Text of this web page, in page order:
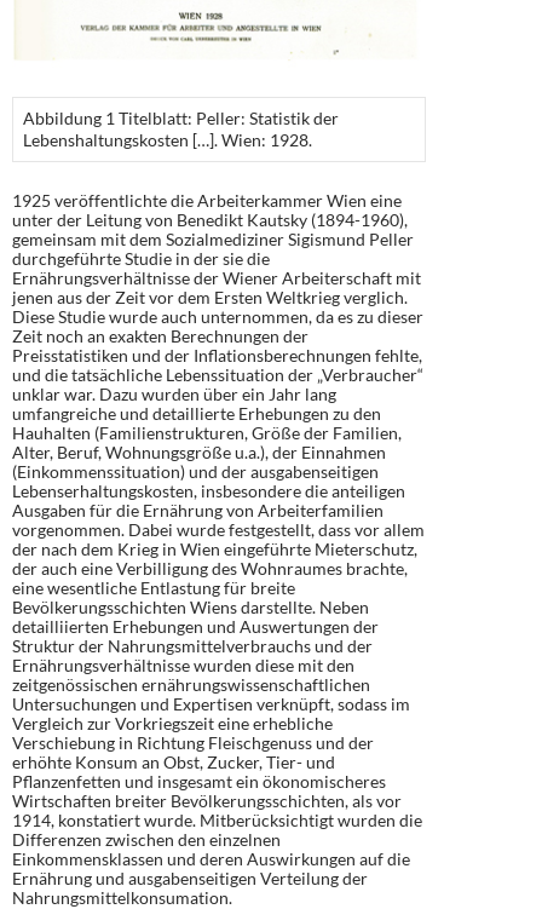
Abbildung 1 Titelblatt: Peller: Statistik der
Lebenshaltungskosten […]. Wien: 1928.
1925 veröffentlichte die Arbeiterkammer Wien eine
unter der Leitung von Benedikt Kautsky (1894-1960),
gemeinsam mit dem Sozialmediziner Sigismund Peller
durchgeführte Studie in der sie die
Ernährungsverhältnisse der Wiener Arbeiterschaft mit
jenen aus der Zeit vor dem Ersten Weltkrieg verglich.
Diese Studie wurde auch unternommen, da es zu dieser
Zeit noch an exakten Berechnungen der
Preisstatistiken und der Inflationsberechnungen fehlte,
und die tatsächliche Lebenssituation der „Verbraucher“
unklar war. Dazu wurden über ein Jahr lang
umfangreiche und detaillierte Erhebungen zu den
Hauhalten (Familienstrukturen, Größe der Familien,
Alter, Beruf, Wohnungsgröße u.a.), der Einnahmen
(Einkommenssituation) und der ausgabenseitigen
Lebenserhaltungskosten, insbesondere die anteiligen
Ausgaben für die Ernährung von Arbeiterfamilien
vorgenommen. Dabei wurde festgestellt, dass vor allem
der nach dem Krieg in Wien eingeführte Mieterschutz,
der auch eine Verbilligung des Wohnraumes brachte,
eine wesentliche Entlastung für breite
Bevölkerungsschichten Wiens darstellte. Neben
detailliierten Erhebungen und Auswertungen der
Struktur der Nahrungsmittelverbrauchs und der
Ernährungsverhältnisse wurden diese mit den
zeitgenössischen ernährungswissenschaftlichen
Untersuchungen und Expertisen verknüpft, sodass im
Vergleich zur Vorkriegszeit eine erhebliche
Verschiebung in Richtung Fleischgenuss und der
erhöhte Konsum an Obst, Zucker, Tier- und
Pflanzenfetten und insgesamt ein ökonomischeres
Wirtschaften breiter Bevölkerungsschichten, als vor
1914, konstatiert wurde. Mitberücksichtigt wurden die
Differenzen zwischen den einzelnen
Einkommensklassen und deren Auswirkungen auf die
Ernährung und ausgabenseitigen Verteilung der
Nahrungsmittelkonsumation.